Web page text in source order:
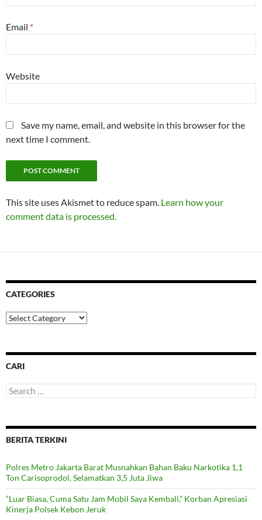
Email *
Website
Save my name, email, and website in this browser for the
next time I comment.
This site uses Akismet to reduce spam. Learn how your
comment data is processed.
CATEGORIES
Categories
CARI
Search
for:
BERITA TERKINI
Polres Metro Jakarta Barat Musnahkan Bahan Baku Narkotika 1,1
Ton Carisoprodol, Selamatkan 3,5 Juta Jiwa
“Luar Biasa, Cuma Satu Jam Mobil Saya Kembali,” Korban Apresiasi
Kinerja Polsek Kebon Jeruk